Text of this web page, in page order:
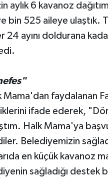
aylık 6 kavanoz
bin 525 aileye ulaştık.
24 ayını doldurana
faydalanan
ifade ederek,
Halk Mama'ya
Belediyemizin
en küçük kavanoz
sağladığı destek